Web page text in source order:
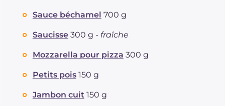
Sauce béchamel 700 g
Saucisse 300 g - fraîche
Mozzarella pour pizza 300 g
Petits pois 150 g
Jambon cuit 150 g